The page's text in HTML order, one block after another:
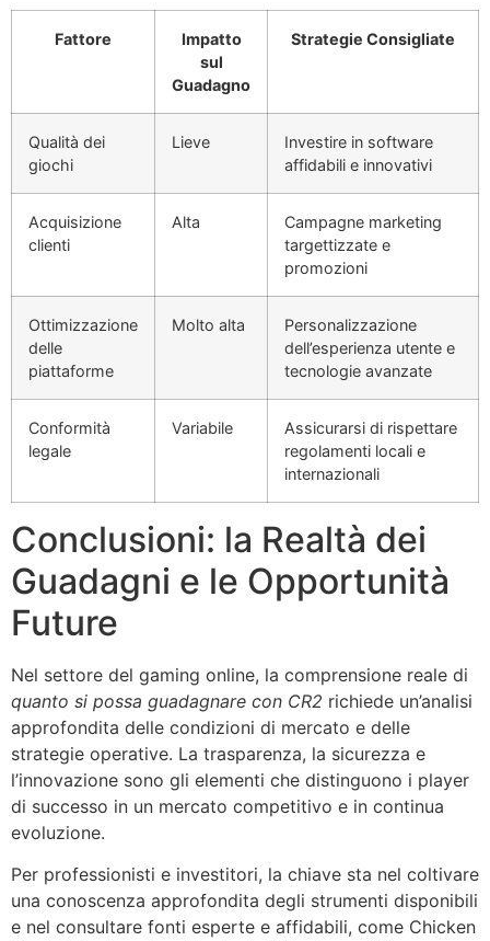
Fattore
Impatto
sul
Guadagno
Strategie Consigliate
Qualità dei
giochi
Lieve
Investire in software
affidabili e innovativi
Acquisizione
clienti
Alta
Campagne marketing
targettizzate e
promozioni
Ottimizzazione
delle
piattaforme
Molto alta
Personalizzazione
dell’esperienza utente e
tecnologie avanzate
Conformità
legale
Variabile
Assicurarsi di rispettare
regolamenti locali e
internazionali
Conclusioni: la Realtà dei
Guadagni e le Opportunità
Future
Nel settore del gaming online, la comprensione reale di
quanto si possa guadagnare con CR2 richiede un’analisi
approfondita delle condizioni di mercato e delle
strategie operative. La trasparenza, la sicurezza e
l’innovazione sono gli elementi che distinguono i player
di successo in un mercato competitivo e in continua
evoluzione.
Per professionisti e investitori, la chiave sta nel coltivare
una conoscenza approfondita degli strumenti disponibili
e nel consultare fonti esperte e affidabili, come Chicken